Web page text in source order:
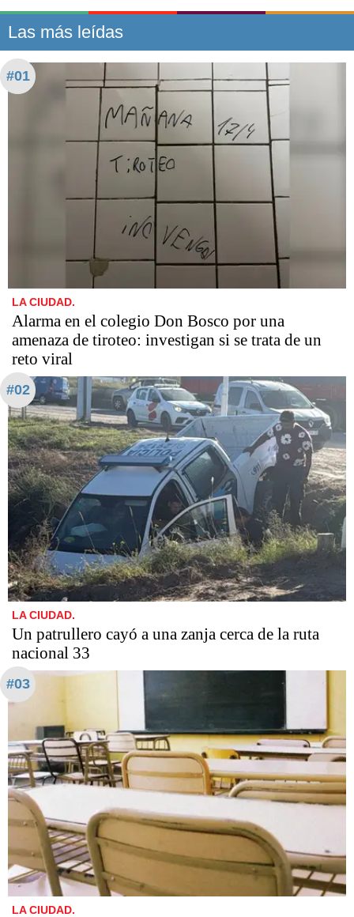
Las más leídas
#01
LA CIUDAD.
Alarma en el colegio Don Bosco por una
amenaza de tiroteo: investigan si se trata de un
reto viral
#02
LA CIUDAD.
Un patrullero cayó a una zanja cerca de la ruta
nacional 33
#03
LA CIUDAD.